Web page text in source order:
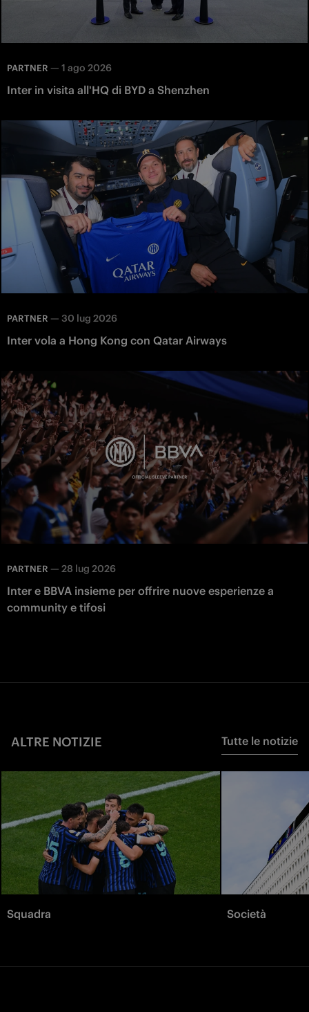
PARTNER — 1 ago 2026
Inter in visita all'HQ di BYD a Shenzhen
PARTNER — 30 lug 2026
Inter vola a Hong Kong con Qatar Airways
PARTNER — 28 lug 2026
Inter e BBVA insieme per offrire nuove esperienze a
community e tifosi
ALTRE NOTIZIE Tutte le notizie
Squadra Società